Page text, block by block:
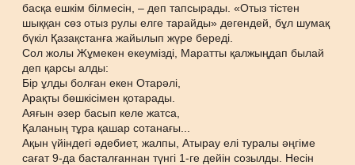
басқа ешкім білмесін, – деп тапсырады. «Отыз тістен
шыққан сөз отыз рулы елге тарайды» дегендей, бұл шумақ
бүкіл Қазақстанға жайылып жүре береді.
Сол жолы Жұмекен екеумізді, Маратты қалжыңдап былай
деп қарсы алды:
Бір ұлды болған екен Отарәлі,
Арақты бөшкісімен қотарады.
Аяғын әзер басып келе жатса,
Қаланың тұра қашар сотанағы...
Ақын үйіндегі әдебиет, жалпы, Атырау елі туралы әңгіме
сағат 9-да басталғаннан түнгі 1-ге дейін созылды. Несін